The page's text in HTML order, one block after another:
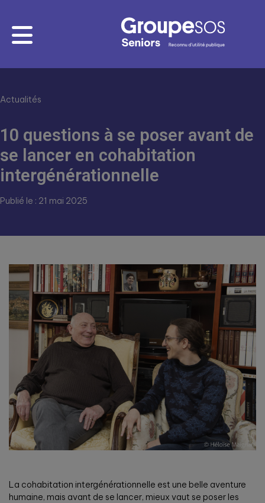
Actualités
10 questions à se poser avant de
se lancer en cohabitation
intergénérationnelle
Publié le : 21 mai 2025
La cohabitation intergénérationnelle est une belle aventure
humaine, mais avant de se lancer, mieux vaut se poser les